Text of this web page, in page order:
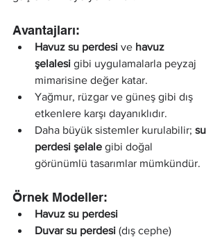
Avantajları:
Havuz su perdesi ve havuz
şelalesi gibi uygulamalarla peyzaj
mimarisine değer katar.
Yağmur, rüzgar ve güneş gibi dış
etkenlere karşı dayanıklıdır.
Daha büyük sistemler kurulabilir; su
perdesi şelale gibi doğal
görünümlü tasarımlar mümkündür.
Örnek Modeller:
Havuz su perdesi
Duvar su perdesi (dış cephe)